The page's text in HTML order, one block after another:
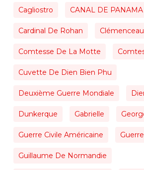
Cagliostro CANAL DE PANAMA
Cardinal De Rohan Clémenceau
Comtesse De La Motte
Cuvette De Dien Bien Phu
Deuxième Guerre Mondiale
Dunkerque Gabrielle
Guerre Civile Américaine
Guillaume De Normandie